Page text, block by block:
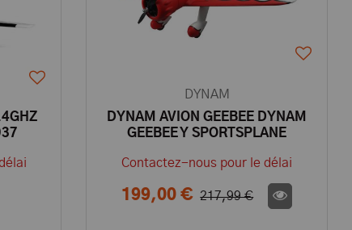
DYNAM
DYNAM AVION GEEBEE DYNAM
GEEBEE Y SPORTSPLANE
DYN8955
Contactez-nous pour le délai
199,00 € 217,99 €